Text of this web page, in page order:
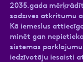
2035.gada
sadzīves atkritumu
Kā iemeslus
minēt gan
sistēmas
iedzīvotāju iesaisti
Atzīmējiet,
apstrādei.